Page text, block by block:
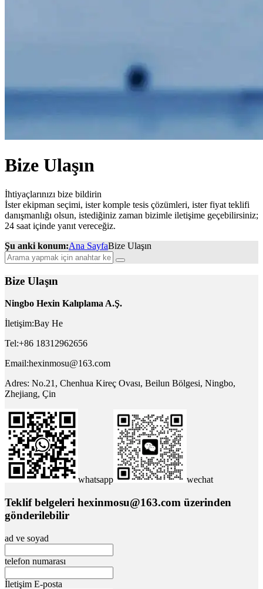
Bize Ulaşın
İhtiyaçlarınızı bize bildirin
İster ekipman seçimi, ister komple tesis çözümleri, ister fiyat teklifi
danışmanlığı olsun, istediğiniz zaman bizimle iletişime geçebilirsiniz;
24 saat içinde yanıt vereceğiz.
Şu anki konum:Ana SayfaBize Ulaşın
Bize Ulaşın
Ningbo Hexin Kalıplama A.Ş.
İletişim:Bay He
Tel:+86 18312962656
Email:hexinmosu@163.com
Adres: No.21, Chenhua Kireç Ovası, Beilun Bölgesi, Ningbo,
Zhejiang, Çin
whatsapp wechat
Teklif belgeleri hexinmosu@163.com üzerinden
gönderilebilir
ad ve soyad
telefon numarası
İletişim E-posta